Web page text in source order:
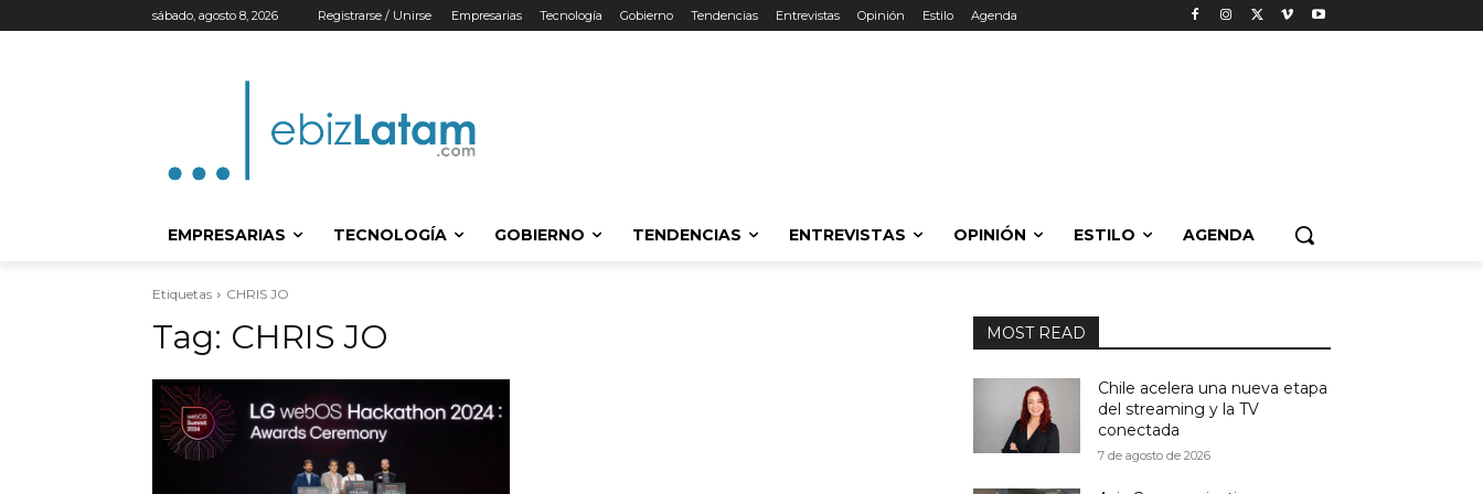
sábado, agosto 8, 2026 Registrarse / Unirse Empresarias Tecnología Gobierno Tendencias Entrevistas Opinión Estilo Agenda
EMPRESARIAS TECNOLOGÍA GOBIERNO TENDENCIAS ENTREVISTAS OPINIÓN ESTILO AGENDA
Etiquetas CHRIS JO
Tag: CHRIS JO MOST READ
Chile acelera una nueva etapa
del streaming y la TV
conectada
7 de agosto de 2026